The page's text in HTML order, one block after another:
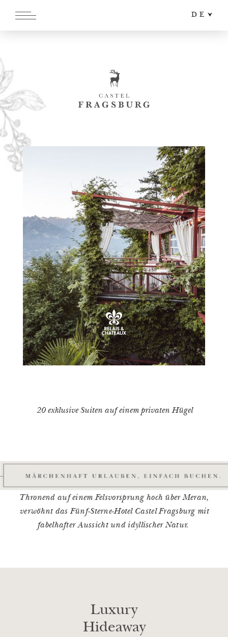
DE
20 exklusive Suiten auf einem privaten Hügel
Thronend auf einem Felsvorsprung hoch über Meran,
verwöhnt das Fünf-Sterne-Hotel Castel Fragsburg mit
fabelhafter Aussicht und idyllischer Natur.
Luxury
Hideaway